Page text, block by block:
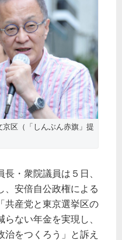
区（「しんぶん赤旗」提
・衆院議員は５日、
、安倍自公政権による
共産党と東京選挙区の
ない年金を実現し、
をつくろう」と訴え